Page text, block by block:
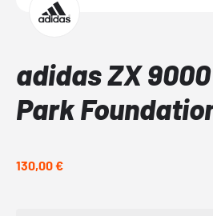
adidas ZX
Park
130,00 €